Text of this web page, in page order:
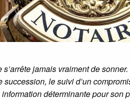
jamais vraiment de
le suivi d’un
déterminante pour son